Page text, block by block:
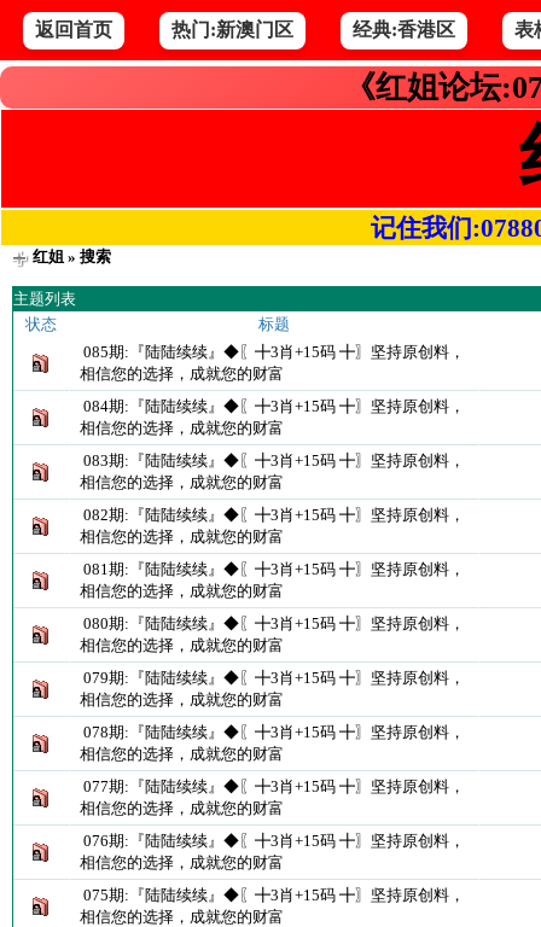
返回首页 热门:新澳门区 经典:香港区 表
《红姐论坛
记住我们
红姐» 搜索
主题列表
状态
标题
085期:『陆陆续续』◆〖╋3肖+15码 ╋〗坚持原创料，
相信您的选择，成就您的财富
084期:『陆陆续续』◆〖╋3肖+15码 ╋〗坚持原创料，
相信您的选择，成就您的财富
083期:『陆陆续续』◆〖╋3肖+15码 ╋〗坚持原创料，
相信您的选择，成就您的财富
082期:『陆陆续续』◆〖╋3肖+15码 ╋〗坚持原创料，
相信您的选择，成就您的财富
081期:『陆陆续续』◆〖╋3肖+15码 ╋〗坚持原创料，
相信您的选择，成就您的财富
080期:『陆陆续续』◆〖╋3肖+15码 ╋〗坚持原创料，
相信您的选择，成就您的财富
079期:『陆陆续续』◆〖╋3肖+15码 ╋〗坚持原创料，
相信您的选择，成就您的财富
078期:『陆陆续续』◆〖╋3肖+15码 ╋〗坚持原创料，
相信您的选择，成就您的财富
077期:『陆陆续续』◆〖╋3肖+15码 ╋〗坚持原创料，
相信您的选择，成就您的财富
076期:『陆陆续续』◆〖╋3肖+15码 ╋〗坚持原创料，
相信您的选择，成就您的财富
075期:『陆陆续续』◆〖╋3肖+15码 ╋〗坚持原创料，
相信您的选择，成就您的财富